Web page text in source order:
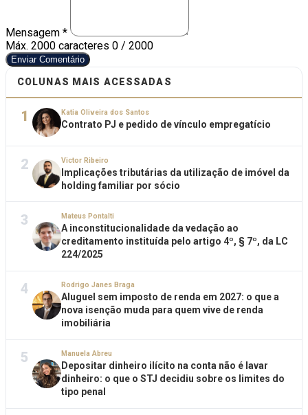
Mensagem *
Máx. 2000 caracteres 0 / 2000
Enviar Comentário
COLUNAS MAIS ACESSADAS
1 Katia Oliveira dos Santos
Contrato PJ e pedido de vínculo empregatício
2 Victor Ribeiro
Implicações tributárias da utilização de imóvel da
holding familiar por sócio
3 Mateus Pontalti
A inconstitucionalidade da vedação ao
creditamento instituída pelo artigo 4º, § 7º, da LC
224/2025
4 Rodrigo Janes Braga
Aluguel sem imposto de renda em 2027: o que a
nova isenção muda para quem vive de renda
imobiliária
5 Manuela Abreu
Depositar dinheiro ilícito na conta não é lavar
dinheiro: o que o STJ decidiu sobre os limites do
tipo penal